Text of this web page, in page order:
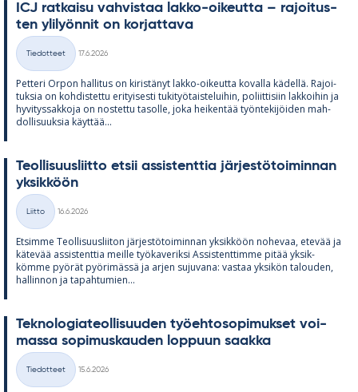
ICJ rat­kaisu vah­vis­taa lakko-oi­keutta – ra­joi­tus­
ten yli­lyön­nit on kor­jat­tava
Kategoriat
Tiedotteet
17.6.2026
Pet­teri Or­pon hal­li­tus on ki­ris­tä­nyt lakko-oi­keutta ko­valla kä­dellä. Ra­joi­
tuk­sia on koh­dis­tettu eri­tyi­sesti tu­ki­työ­tais­te­lui­hin, po­liit­ti­siin lak­koi­hin ja
hy­vi­tys­sak­koja on nos­tettu ta­solle, joka hei­ken­tää työn­te­ki­jöi­den mah­
dol­li­suuk­sia käyt­tää...
Teol­li­suus­liitto et­sii as­sis­tent­tia jär­jes­tö­toi­min­nan
yk­sik­köön
Kategoriat
Liitto
16.6.2026
Et­simme Teol­li­suus­lii­ton jär­jes­tö­toi­min­nan yk­sik­köön no­he­vaa, ete­vää ja
kä­te­vää as­sis­tent­tia meille työ­ka­ve­riksi As­sis­tent­timme pi­tää yk­sik­
kömme pyö­rät pyö­ri­mässä ja ar­jen su­ju­vana: vas­taa yk­si­kön ta­lou­den,
hal­lin­non ja ta­pah­tu­mien...
Tek­no­lo­gia­teol­li­suu­den työ­eh­to­so­pi­muk­set voi­
massa so­pi­mus­kau­den lop­puun saakka
Kategoriat
Tiedotteet
15.6.2026